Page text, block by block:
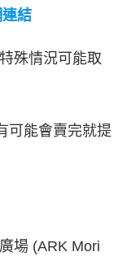
結
殊情況可能取
可能會賣完就提
場 (ARK Mori